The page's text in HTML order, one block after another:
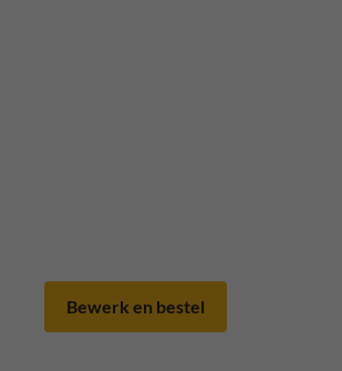
Bewerk en bestel